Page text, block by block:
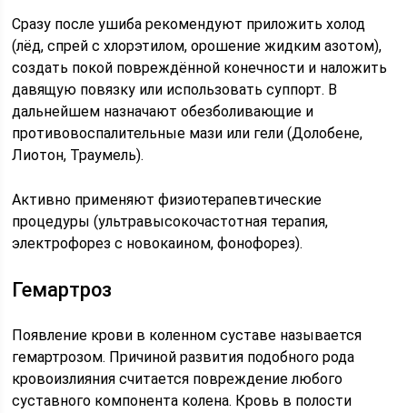
Сразу после ушиба рекомендуют приложить холод
(лёд, спрей с хлорэтилом, орошение жидким азотом),
создать покой повреждённой конечности и наложить
давящую повязку или использовать суппорт. В
дальнейшем назначают обезболивающие и
противовоспалительные мази или гели (Долобене,
Лиотон, Траумель).
Активно применяют физиотерапевтические
процедуры (ультравысокочастотная терапия,
электрофорез с новокаином, фонофорез).
Гемартроз
Появление крови в коленном суставе называется
гемартрозом. Причиной развития подобного рода
кровоизлияния считается повреждение любого
суставного компонента колена. Кровь в полости